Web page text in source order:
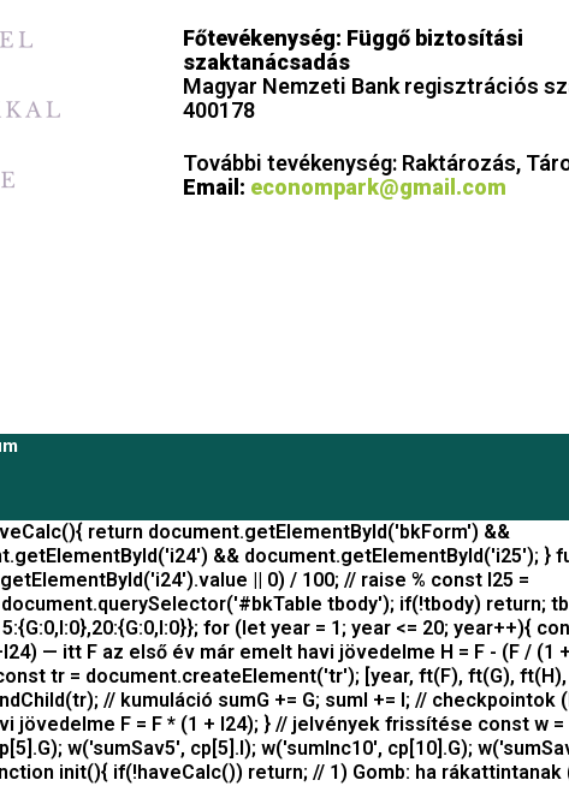
Főtevékenység: Függő biztosítási
szaktanácsadás
Magyar Nemzeti Bank regisztrációs
400178
További tevékenység: Raktározás,
Email: econompark@gmail.com
return document.getElementById('bkForm') &&
&& document.getElementById('i25'); }
|| 0) / 100; // raise % const I25 =
tbody'); if(!tbody) return;
for (let year = 1; year <= 20; year++){
— itt F az első év már emelt havi jövedelme H = F - (F / (1
tr = document.createElement('tr'); [year, ft(F), ft(G),
// kumuláció sumG += G; sumI += I; // checkpointok
jövedelme F = F * (1 + I24); } // jelvények frissítése const w
w('sumSav5', cp[5].I); w('sumInc10', cp[10].G);
init(){ if(!haveCalc()) return; // 1) Gomb: ha